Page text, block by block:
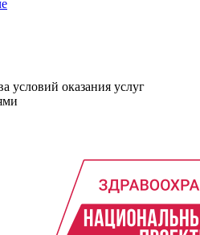
условий оказания услуг